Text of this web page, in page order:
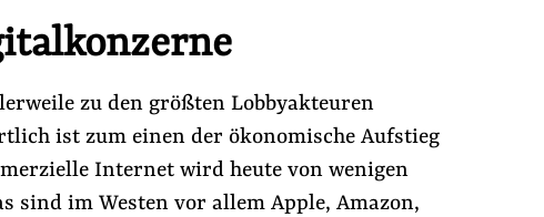
Lobbywelt #Lobbyismus an Schulen
Folge Uns
BlueskyInstagram
YoutubeLinkedIn
Feed Newsletter
zu den größten Lobbyakteuren
ist zum einen der ökonomische Aufstieg
Internet wird heute von wenigen
sind im Westen vor allem Apple, Amazon,